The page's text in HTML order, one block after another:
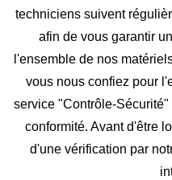
techniciens suivent
afin de vous garantir
l'ensemble de nos
vous nous confiez pour
service "Contrôle-
conformité. Avant d'être
d'une vérification par